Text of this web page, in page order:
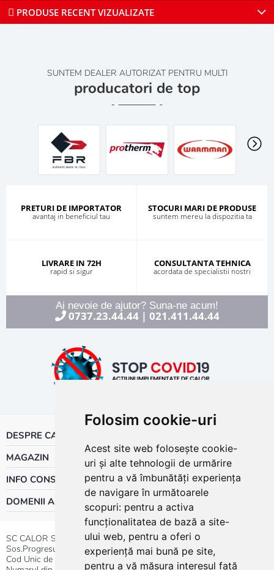
Folosim cookie-uri
Acest site web folosește cookie-
uri și alte tehnologii de urmărire
pentru a vă îmbunătăți experiența
de navigare în următoarele
scopuri: pentru a activa
funcționalitatea de bază a site-
ului web, pentru a oferi o
experiență mai bună pe site,
pentru a vă măsura interesul față
PRODUSE RECENT VIZUALIZATE
SUNTEM DEALER AUTORIZAT PENTRU MULTI
producatori de top
PRETURI DE IMPORTATOR
avantaj in beneficiul tau
STOCURI MARI DE PRODUSE
suntem mereu la dispozitia ta
LIVRARE IN 72H
rapid si sigur
CONSULTANTA TEHNICA
acordata de specialistii nostri
Ai nevoie de ajutor? Suna-ne acum!
0737.23.44.44| 021.411.44.44
DESPRE CALOR
MAGAZIN
INFO CONSUMATOR
DOMENII ACTIVITATE
SC CALOR SRL
Sos.Progresului nr.30-40, Sector 5, Bucuresti
Cod Unic de Inregistrare: RO 3004724